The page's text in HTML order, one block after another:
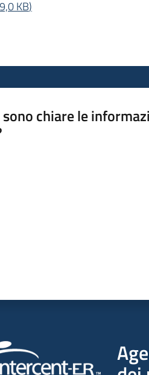
KB)
chiare le